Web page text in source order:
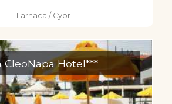
Larnaca / Cypr
CleoNapa Hotel***